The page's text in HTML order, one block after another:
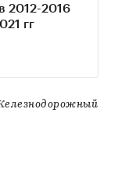
2012-2016
гг